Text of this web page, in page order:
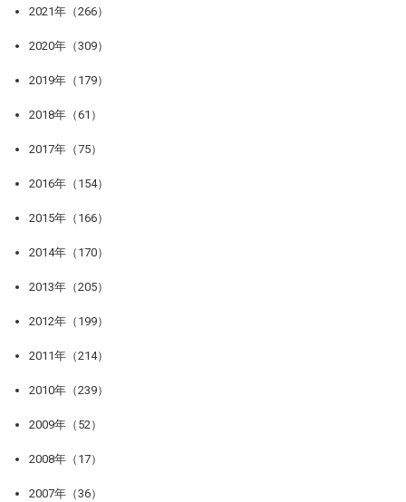
2021年（266）
2020年（309）
2019年（179）
2018年（61）
2017年（75）
2016年（154）
2015年（166）
2014年（170）
2013年（205）
2012年（199）
2011年（214）
2010年（239）
2009年（52）
2008年（17）
2007年（36）